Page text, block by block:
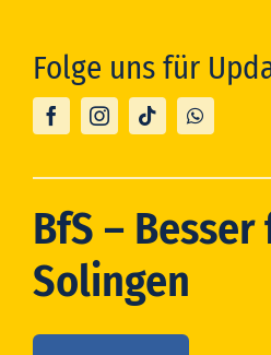
Folge uns für
BfS –
Solingen